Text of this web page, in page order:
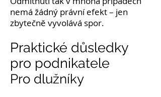
nemá žádný právní efekt – jen
zbytečně vyvolává spor.
Praktické důsledky
pro podnikatele
Pro dlužníky